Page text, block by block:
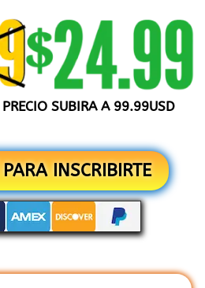
SUBIRA A 99.99USD
INSCRIBIRTE